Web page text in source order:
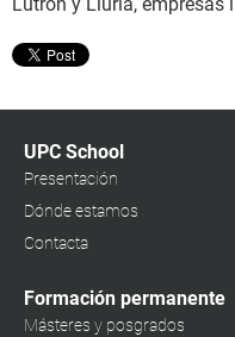
UPC School
Presentación
Dónde estamos
Contacta
Formación permanente
Másteres y posgrados